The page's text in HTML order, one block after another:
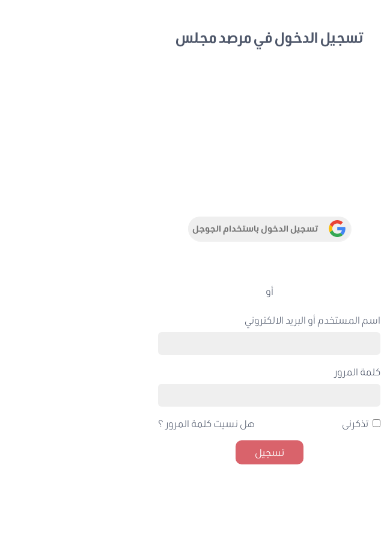
تسجيل الدخول في مرصد مجلس
تسجيل الدخول باستخدام الجوجل
أو
اسم المستخدم أو البريد الالكتروني
كلمة المرور
تذكرنى هل نسيت كلمة المرور ؟